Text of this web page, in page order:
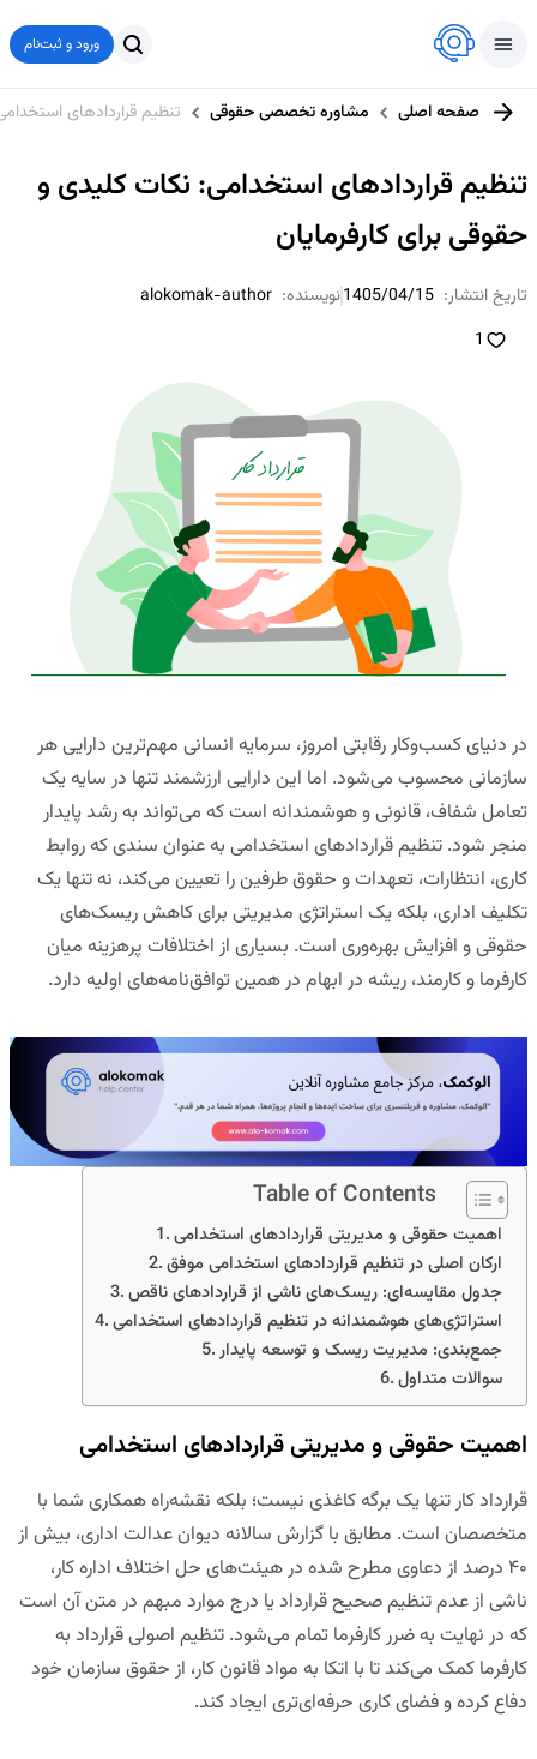
ورود و ثبت‌نام
صفحه اصلی مشاوره تخصصی حقوقی تنظیم قراردادهای
تنظیم قراردادهای استخدامی: نکات کلیدی و
حقوقی برای کارفرمایان
تاریخ انتشار: 1405/04/15نویسنده: alokomak-author
1
در دنیای کسب‌وکار رقابتی امروز، سرمایه انسانی مهم‌ترین دارایی هر
سازمانی محسوب می‌شود. اما این دارایی ارزشمند تنها در سایه یک
تعامل شفاف، قانونی و هوشمندانه است که می‌تواند به رشد پایدار
منجر شود. تنظیم قراردادهای استخدامی به عنوان سندی که روابط
کاری، انتظارات، تعهدات و حقوق طرفین را تعیین می‌کند، نه تنها یک
تکلیف اداری، بلکه یک استراتژی مدیریتی برای کاهش ریسک‌های
حقوقی و افزایش بهره‌وری است. بسیاری از اختلافات پرهزینه میان
کارفرما و کارمند، ریشه در ابهام در همین توافق‌نامه‌های اولیه دارد.
Table of Contents
اهمیت حقوقی و مدیریتی قراردادهای استخدامی
ارکان اصلی در تنظیم قراردادهای استخدامی موفق
جدول مقایسه‌ای: ریسک‌های ناشی از قراردادهای ناقص
استراتژی‌های هوشمندانه در تنظیم قراردادهای استخدامی
جمع‌بندی: مدیریت ریسک و توسعه پایدار
سوالات متداول
اهمیت حقوقی و مدیریتی قراردادهای استخدامی
قرارداد کار تنها یک برگه کاغذی نیست؛ بلکه نقشه‌راه همکاری شما با
متخصصان است. مطابق با گزارش سالانه دیوان عدالت اداری، بیش از
۴۰ درصد از دعاوی مطرح شده در هیئت‌های حل اختلاف اداره کار،
ناشی از عدم تنظیم صحیح قرارداد یا درج موارد مبهم در متن آن است
که در نهایت به ضرر کارفرما تمام می‌شود. تنظیم اصولی قرارداد به
کارفرما کمک می‌کند تا با اتکا به مواد قانون کار، از حقوق سازمان خود
دفاع کرده و فضای کاری حرفه‌ای‌تری ایجاد کند.